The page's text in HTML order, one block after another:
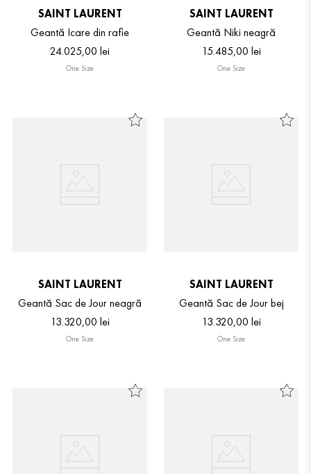
SAINT LAURENT
Geantă Icare din rafie
24.025,00 lei
One Size
SAINT LAURENT
Geantă Niki neagră
15.485,00 lei
One Size
SAINT LAURENT
Geantă Sac de Jour neagră
13.320,00 lei
One Size
SAINT LAURENT
Geantă Sac de Jour bej
13.320,00 lei
One Size